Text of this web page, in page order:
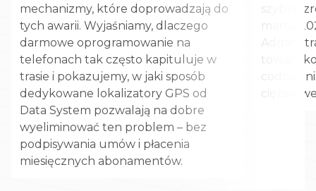
mechanizmy, które doprowadzają do
tych awarii. Wyjaśniamy, dlaczego
darmowe oprogramowanie na
telefonach tak często kapituluje w
trasie i pokazujemy, w jaki sposób
dedykowane lokalizatory GPS od
Data System pozwalają na dobre
wyeliminować ten problem – bez
podpisywania umów i płacenia
miesięcznych abonamentów.
szybko
marca
towary